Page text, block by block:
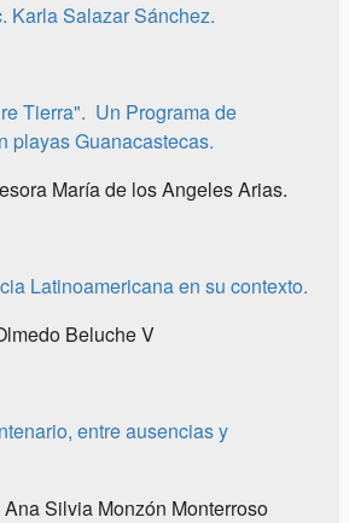
Karla Salazar Sánchez.
Tierra". Un Programa de
playas Guanacastecas.
María de los Angeles Arias.
Latinoamericana en su contexto.
Beluche V
entre ausencias y
Silvia Monzón Monterroso